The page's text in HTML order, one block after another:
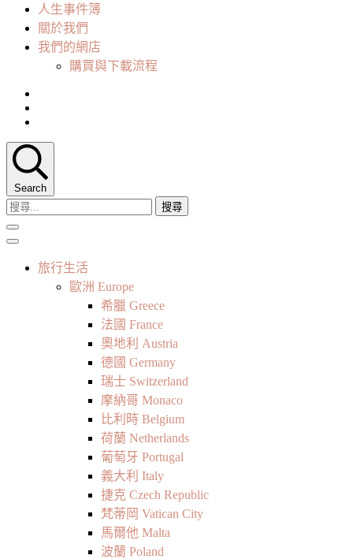
人生事件簿
關於我們
我們的網店
購買與下載流程
Search
搜
尋
關
旅行生活
歐洲 Europe
希臘 Greece
法國 France
奧地利 Austria
德國 Germany
瑞士 Switzerland
摩納哥 Monaco
比利時 Belgium
荷蘭 Netherlands
葡萄牙 Portugal
義大利 Italy
捷克 Czech Republic
梵蒂岡 Vatican City
馬爾他 Malta
波蘭 Poland